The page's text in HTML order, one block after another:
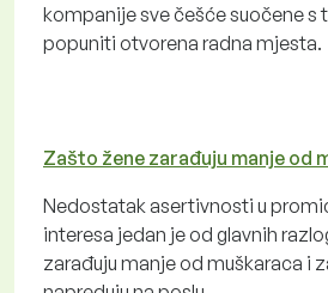
kompanije sve češće suočene s
popuniti otvorena radna mjesta.
Zašto žene zarađuju manje od
Nedostatak asertivnosti u
interesa jedan je od glavnih
zarađuju manje od muškaraca i